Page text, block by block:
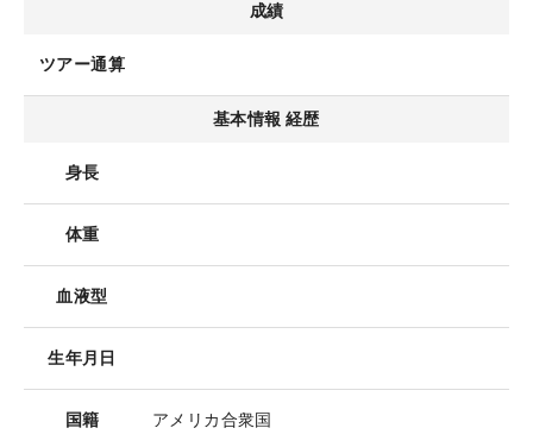
成績
ツアー通算
基本情報 経歴
身長
体重
血液型
生年月日
国籍 アメリカ合衆国